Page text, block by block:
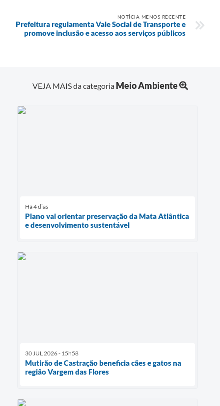
NOTÍCIA MENOS RECENTE
Prefeitura regulamenta Vale Social de Transporte e
promove inclusão e acesso aos serviços públicos
VEJA MAIS da categoria Meio Ambiente
Há 4 dias
Plano vai orientar preservação da Mata Atlântica
e desenvolvimento sustentável
30 JUL 2026 - 15h58
Mutirão de Castração beneficia cães e gatos na
região Vargem das Flores